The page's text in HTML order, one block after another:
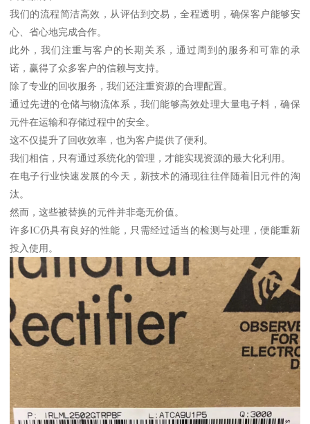
我们的流程简洁高效，从评估到交易，全程透明，确保客户能够安
心、省心地完成合作。
此外，我们注重与客户的长期关系，通过周到的服务和可靠的承
诺，赢得了众多客户的信赖与支持。
除了专业的回收服务，我们还注重资源的合理配置。
通过先进的仓储与物流体系，我们能够高效处理大量电子料，确保
元件在运输和存储过程中的安全。
这不仅提升了回收效率，也为客户提供了便利。
我们相信，只有通过系统化的管理，才能实现资源的最大化利用。
在电子行业快速发展的今天，新技术的涌现往往伴随着旧元件的淘
汰。
然而，这些被替换的元件并非毫无价值。
许多IC仍具有良好的性能，只需经过适当的检测与处理，便能重新
投入使用。